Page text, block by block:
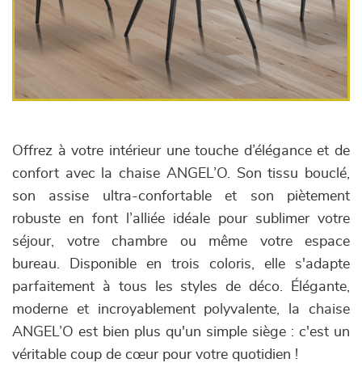
Offrez à votre intérieur une touche d’élégance et de
confort avec la chaise ANGEL’O. Son tissu bouclé,
son assise ultra-confortable et son piètement
robuste en font l’alliée idéale pour sublimer votre
séjour, votre chambre ou même votre espace
bureau. Disponible en trois coloris, elle s'adapte
parfaitement à tous les styles de déco. Élégante,
moderne et incroyablement polyvalente, la chaise
ANGEL’O est bien plus qu'un simple siège : c'est un
véritable coup de cœur pour votre quotidien !